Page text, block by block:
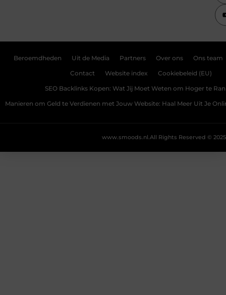
Beroemdheden Uit de Media Partners Over ons Ons team
Contact Website index Cookiebeleid (EU)
SEO Backlinks Kopen: Wat Jij Moet Weten om Hoger te
Manieren om Geld te Verdienen met Jouw Website: Haal Meer Uit Je
All Rights Reserved © 2025
www.smoods.nl.